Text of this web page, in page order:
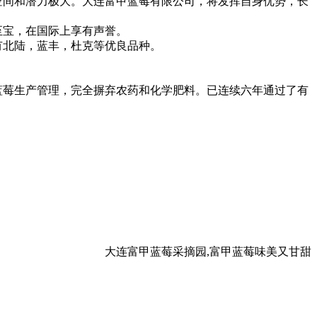
，在国际上享有声誉。
陆，蓝丰，杜克等优良品种。
产管理，完全摒弃农药和化学肥料。已连续六年通过了有
大连富甲蓝莓采摘园,富甲蓝莓味美又甘甜